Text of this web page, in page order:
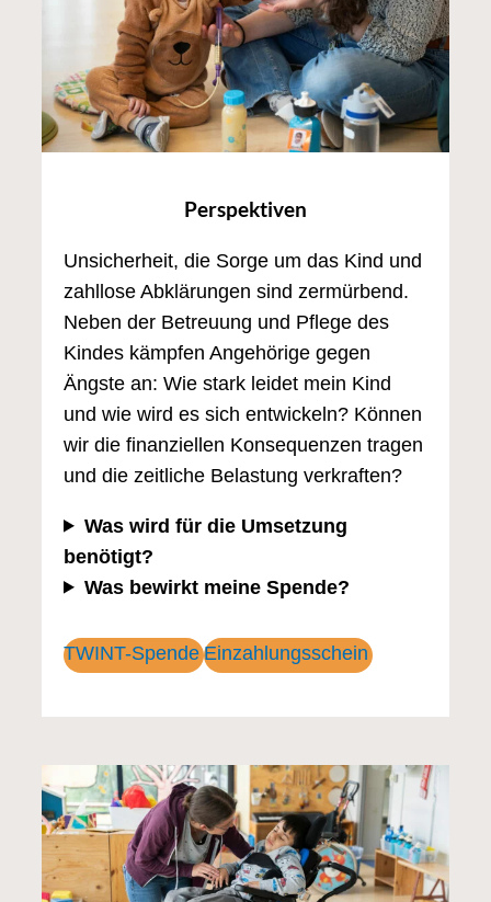
Perspektiven
Unsicherheit, die Sorge um das Kind und
zahllose Abklärungen sind zermürbend.
Neben der Betreuung und Pflege des
Kindes kämpfen Angehörige gegen
Ängste an: Wie stark leidet mein Kind
und wie wird es sich entwickeln? Können
wir die finanziellen Konsequenzen tragen
und die zeitliche Belastung verkraften?
Was wird für die Umsetzung
benötigt?
Was bewirkt meine Spende?
TWINT-Spende Einzahlungsschein